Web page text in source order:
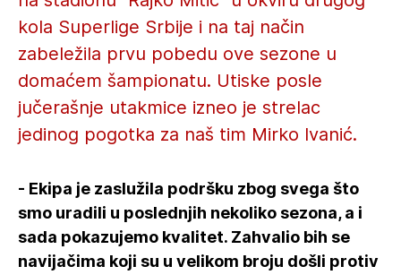
kola Superlige Srbije i na taj način
zabeležila prvu pobedu ove sezone u
domaćem šampionatu. Utiske posle
jučerašnje utakmice izneo je strelac
jedinog pogotka za naš tim Mirko Ivanić.
- Ekipa je zaslužila podršku zbog svega što
smo uradili u poslednjih nekoliko sezona, a i
sada pokazujemo kvalitet. Zahvalio bih se
navijačima koji su u velikom broju došli protiv